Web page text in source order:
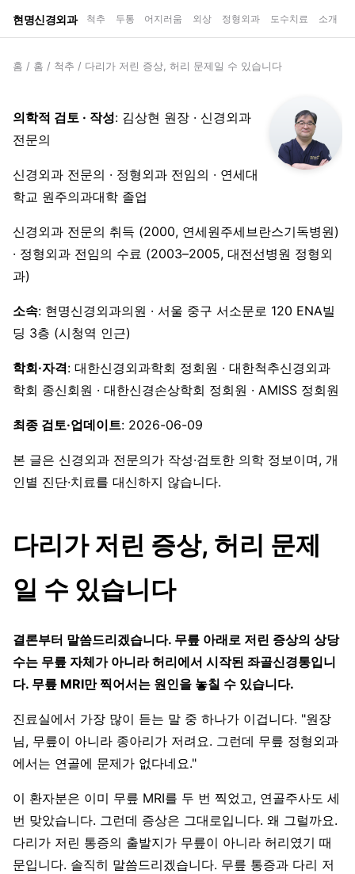
현명신경외과 척추 두통 어지러움 외상 정형외과 도수치료 소개
홈 / 홈 / 척추 / 다리가 저린 증상, 허리 문제일 수 있습니다
의학적 검토 · 작성: 김상현 원장 · 신경외과
전문의
신경외과 전문의 · 정형외과 전임의 · 연세대
학교 원주의과대학 졸업
신경외과 전문의 취득 (2000, 연세원주세브란스기독병원)
· 정형외과 전임의 수료 (2003–2005, 대전선병원 정형외
과)
소속: 현명신경외과의원 · 서울 중구 서소문로 120 ENA빌
딩 3층 (시청역 인근)
학회·자격: 대한신경외과학회 정회원 · 대한척추신경외과
학회 종신회원 · 대한신경손상학회 정회원 · AMISS 정회원
최종 검토·업데이트: 2026-06-09
본 글은 신경외과 전문의가 작성·검토한 의학 정보이며, 개
인별 진단·치료를 대신하지 않습니다.
다리가 저린 증상, 허리 문제
일 수 있습니다
결론부터 말씀드리겠습니다. 무릎 아래로 저린 증상의 상당
수는 무릎 자체가 아니라 허리에서 시작된 좌골신경통입니
다. 무릎 MRI만 찍어서는 원인을 놓칠 수 있습니다.
진료실에서 가장 많이 듣는 말 중 하나가 이겁니다. "원장
님, 무릎이 아니라 종아리가 저려요. 그런데 무릎 정형외과
에서는 연골에 문제가 없다네요."
이 환자분은 이미 무릎 MRI를 두 번 찍었고, 연골주사도 세
번 맞았습니다. 그런데 증상은 그대로입니다. 왜 그럴까요.
다리가 저린 통증의 출발지가 무릎이 아니라 허리였기 때
문입니다. 솔직히 말씀드리겠습니다. 무릎 통증과 다리 저